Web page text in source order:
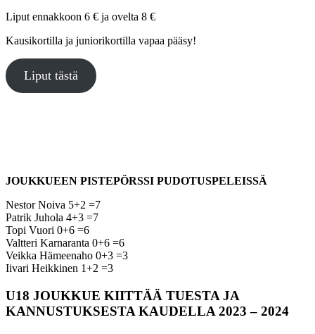
Liput ennakkoon 6 € ja ovelta 8 €
Kausikortilla ja juniorikortilla vapaa pääsy!
Liput tästä
JOUKKUEEN PISTEPÖRSSI PUDOTUSPELEISSÄ
Nestor Noiva 5+2 =7
Patrik Juhola 4+3 =7
Topi Vuori 0+6 =6
Valtteri Karnaranta 0+6 =6
Veikka Hämeenaho 0+3 =3
Iivari Heikkinen 1+2 =3
U18 JOUKKUE KIITTÄÄ TUESTA JA
KANNUSTUKSESTA KAUDELLA 2023 – 2024